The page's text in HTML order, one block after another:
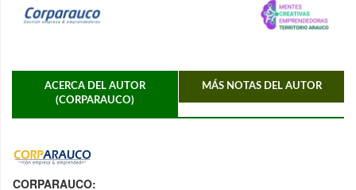
ACERCA DEL AUTOR
(CORPARAUCO)
MÁS NOTAS DEL AUTOR
CORPARAUCO: